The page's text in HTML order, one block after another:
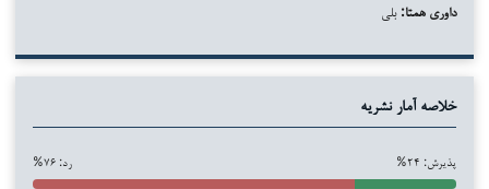
داوری همتا: بلی
خلاصه آمار نشریه
پذیرش: ۲۴% رد: ۷۶%